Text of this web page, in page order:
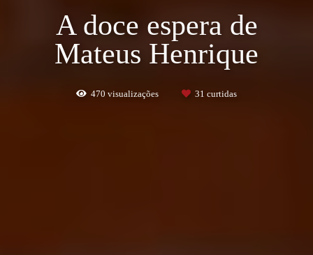
A doce espera de
Mateus Henrique
470 visualizações 31 curtidas